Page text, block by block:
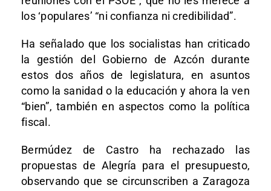
los ‘populares’ “ni confianza ni credibilidad”.
Ha señalado que los socialistas han criticado
la gestión del Gobierno de Azcón durante
estos dos años de legislatura, en asuntos
como la sanidad o la educación y ahora la ven
“bien”, también en aspectos como la política
fiscal.
Bermúdez de Castro ha rechazado las
propuestas de Alegría para el presupuesto,
observando que se circunscriben a Zaragoza